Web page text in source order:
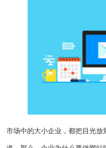
市场中的大小企业，都把目光